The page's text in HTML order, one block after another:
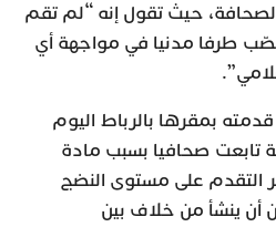
حيث تقول إنه “لم تقم
طرفا مدنيا في مواجهة أي
بمقرها بالرباط اليوم
تابعت صحافيا بسبب مادة
التقدم على مستوى النضج
أن ينشأ من خلاف بين